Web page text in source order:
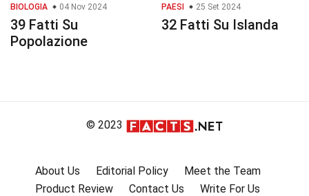
BIOLOGIA 04 Nov 2024
39 Fatti Su
Popolazione
PAESI 25 Set 2024
32 Fatti Su Islanda
© 2023
About Us Editorial Policy
Meet the Team
Product Review
Contact Us
Write For Us